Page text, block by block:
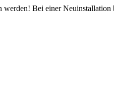
werden! Bei einer Neuinstallation